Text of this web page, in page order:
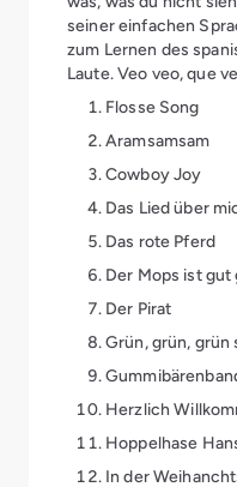
seiner einfachen
zum Lernen des
Laute. Veo veo, que
Flosse Song
Aramsamsam
Cowboy Joy
Das Lied über
Das rote Pferd
Der Mops ist gut
Der Pirat
Grün, grün, grün
Herzlich
Hoppelhase
In der